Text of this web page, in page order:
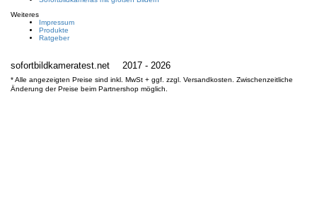
Weiteres
Impressum
Produkte
Ratgeber
sofortbildkameratest.net 2017 - 2026
* Alle angezeigten Preise sind inkl. MwSt + ggf. zzgl. Versandkosten. Zwischenzeitliche
Änderung der Preise beim Partnershop möglich.